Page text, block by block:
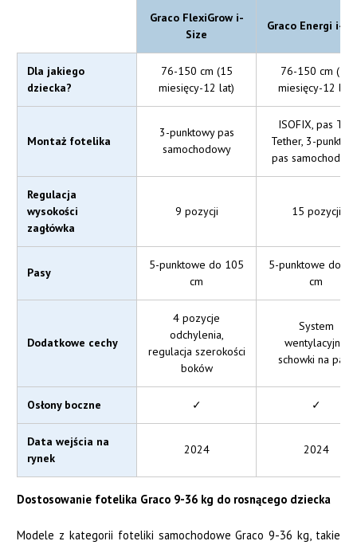
Graco FlexiGrow i-
Size
Graco Energi i-
Dla jakiego
dziecka?
76-150 cm (15
miesięcy-12 lat)
76-150 cm (15
miesięcy-12 lat)
Montaż fotelika
3-punktowy pas
samochodowy
ISOFIX, pas Top
Tether, 3-
pas
Regulacja
wysokości
zagłówka
9 pozycji 15 pozycji
Pasy
5-punktowe do 105
cm
5-punktowe do
cm
Dodatkowe cechy
4 pozycje
odchylenia,
regulacja szerokości
boków
System
wentylacyjny,
schowki na pasy
Osłony boczne ✓ ✓
Data wejścia na
rynek
2024 2024
Dostosowanie fotelika Graco 9-36 kg do rosnącego dziecka
Modele z kategorii foteliki samochodowe Graco 9-36 kg, takie